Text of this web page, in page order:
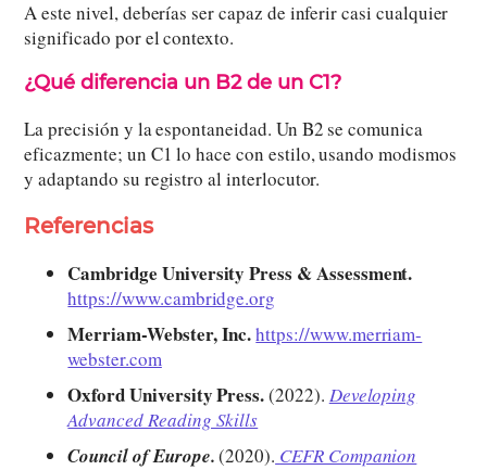
A este nivel, deberías ser capaz de inferir casi cualquier
significado por el contexto.
¿Qué diferencia un B2 de un C1?
La precisión y la espontaneidad. Un B2 se comunica
eficazmente; un C1 lo hace con estilo, usando modismos
y adaptando su registro al interlocutor.
Referencias
Cambridge University Press & Assessment.
https://www.cambridge.org
Merriam-Webster, Inc.https://www.merriam-
webster.com
Oxford University Press.(2022). Developing
Advanced Reading Skills
Council of Europe.(2020). CEFR Companion